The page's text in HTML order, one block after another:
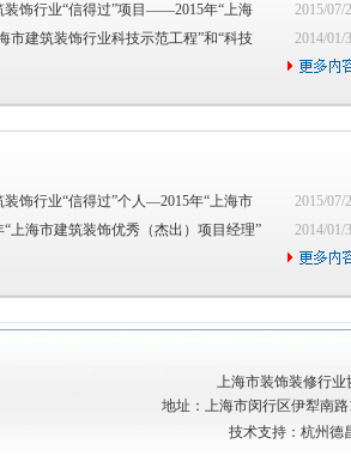
装饰行业“信得过”项目——2015年“上海
2015/07/
市建筑装饰行业科技示范工程”和“科技
2014/01/
饰行业“信得过”个人—2015年“上海市
2015/07/
“上海市建筑装饰优秀（杰出）项目经理”
2014/01/
上海市装饰装修行
地址：上海市闵行区伊犁南
技术支持： 杭州德